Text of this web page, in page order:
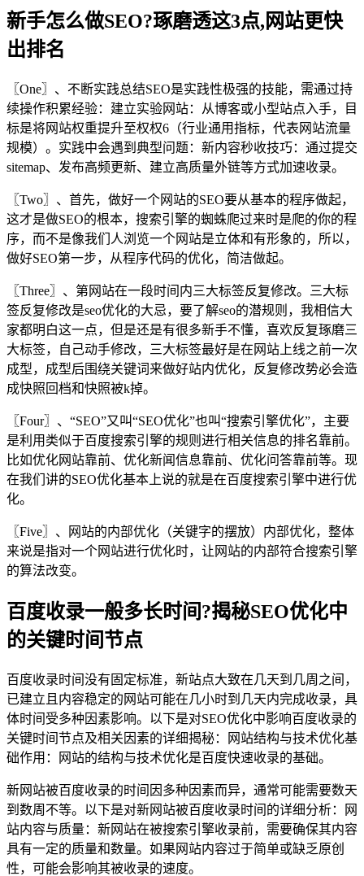
新手怎么做SEO?琢磨透这3点,网站更快
出排名
〖One〗、不断实践总结SEO是实践性极强的技能，需通过持
续操作积累经验：建立实验网站：从博客或小型站点入手，目
标是将网站权重提升至权权6（行业通用指标，代表网站流量
规模）。实践中会遇到典型问题：新内容秒收技巧：通过提交
sitemap、发布高频更新、建立高质量外链等方式加速收录。
〖Two〗、首先，做好一个网站的SEO要从基本的程序做起，
这才是做SEO的根本，搜索引擎的蜘蛛爬过来时是爬的你的程
序，而不是像我们人浏览一个网站是立体和有形象的，所以，
做好SEO第一步，从程序代码的优化，简洁做起。
〖Three〗、第网站在一段时间内三大标签反复修改。三大标
签反复修改是seo优化的大忌，要了解seo的潜规则，我相信大
家都明白这一点，但是还是有很多新手不懂，喜欢反复琢磨三
大标签，自己动手修改，三大标签最好是在网站上线之前一次
成型，成型后围绕关键词来做好站内优化，反复修改势必会造
成快照回档和快照被k掉。
〖Four〗、“SEO”又叫“SEO优化”也叫“搜索引擎优化”，主要
是利用类似于百度搜索引擎的规则进行相关信息的排名靠前。
比如优化网站靠前、优化新闻信息靠前、优化问答靠前等。现
在我们讲的SEO优化基本上说的就是在百度搜索引擎中进行优
化。
〖Five〗、网站的内部优化（关键字的摆放）内部优化，整体
来说是指对一个网站进行优化时，让网站的内部符合搜索引擎
的算法改变。
百度收录一般多长时间?揭秘SEO优化中
的关键时间节点
百度收录时间没有固定标准，新站点大致在几天到几周之间，
已建立且内容稳定的网站可能在几小时到几天内完成收录，具
体时间受多种因素影响。以下是对SEO优化中影响百度收录的
关键时间节点及相关因素的详细揭秘：网站结构与技术优化基
础作用：网站的结构与技术优化是百度快速收录的基础。
新网站被百度收录的时间因多种因素而异，通常可能需要数天
到数周不等。以下是对新网站被百度收录时间的详细分析：网
站内容与质量：新网站在被搜索引擎收录前，需要确保其内容
具有一定的质量和数量。如果网站内容过于简单或缺乏原创
性，可能会影响其被收录的速度。